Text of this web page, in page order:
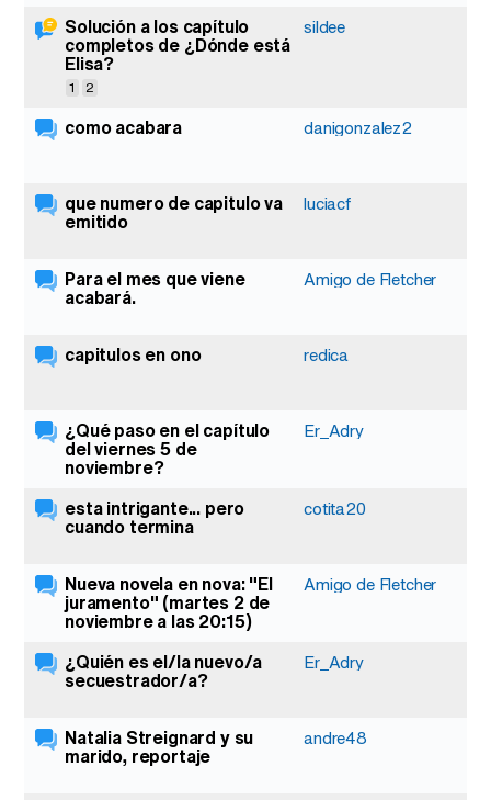
Solución a los capítulo
completos de ¿Dónde está
Elisa?
1 2
sildee
como acabara danigonzalez2
que numero de capitulo va
emitido
luciacf
Para el mes que viene
acabará.
Amigo de Fletcher
capitulos en ono redica
¿Qué paso en el capítulo
del viernes 5 de
noviembre?
Er_Adry
esta intrigante... pero
cuando termina
cotita20
Nueva novela en nova: "El
juramento" (martes 2 de
noviembre a las 20:15)
Amigo de Fletcher
¿Quién es el/la nuevo/a
secuestrador/a?
Er_Adry
Natalia Streignard y su
marido, reportaje
andre48